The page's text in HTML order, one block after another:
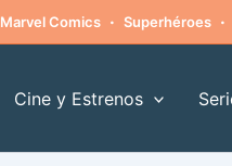
Marvel Comics · Superhéroes ·
Cine y Estrenos